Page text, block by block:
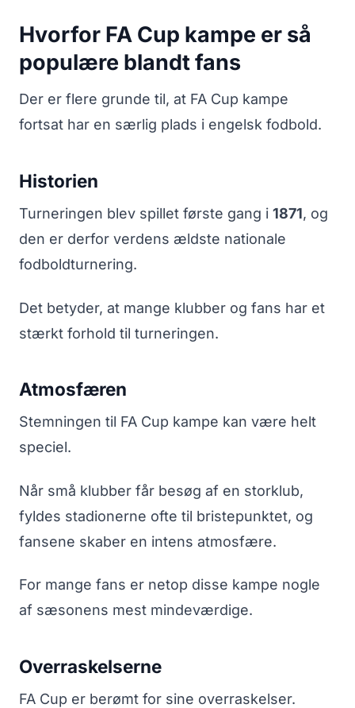
Hvorfor FA Cup kampe er så
populære blandt fans
Der er flere grunde til, at FA Cup kampe
fortsat har en særlig plads i engelsk fodbold.
Historien
Turneringen blev spillet første gang i 1871, og
den er derfor verdens ældste nationale
fodboldturnering.
Det betyder, at mange klubber og fans har et
stærkt forhold til turneringen.
Atmosfæren
Stemningen til FA Cup kampe kan være helt
speciel.
Når små klubber får besøg af en storklub,
fyldes stadionerne ofte til bristepunktet, og
fansene skaber en intens atmosfære.
For mange fans er netop disse kampe nogle
af sæsonens mest mindeværdige.
Overraskelserne
FA Cup er berømt for sine overraskelser.